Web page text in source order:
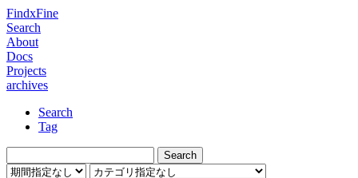
FindxFine
Search
About
Docs
Projects
archives
Search
Tag